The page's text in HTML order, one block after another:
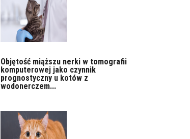
Objętość miąższu nerki w tomografii
komputerowej jako czynnik
prognostyczny u kotów z
wodonerczem...